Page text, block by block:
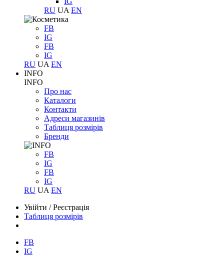
RU UA EN
FB
IG
FB
IG
RU UA EN
INFO
INFO
Про нас
Каталоги
Контакти
Адреси магазинів
Таблиця розмірів
Бренди
FB
IG
FB
IG
RU UA EN
Увійти /Реєстрація
Таблиця розмірів
FB
IG